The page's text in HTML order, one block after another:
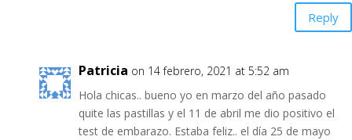
Reply
Patricia on 14 febrero, 2021 at 5:52 am
Hola chicas.. bueno yo en marzo del año pasado
quite las pastillas y el 11 de abril me dio positivo el
test de embarazo. Estaba feliz.. el día 25 de mayo